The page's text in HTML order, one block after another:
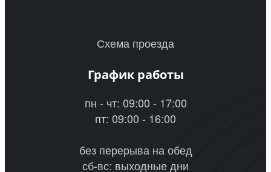
Схема проезда
График работы
пн - чт: 09:00 - 17:00
пт: 09:00 - 16:00
без перерыва на обед
сб-вс: выходные дни